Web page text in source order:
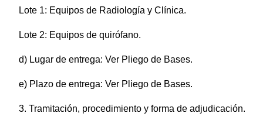
Lote 1: Equipos de Radiología y Clínica.
Lote 2: Equipos de quirófano.
d) Lugar de entrega: Ver Pliego de Bases.
e) Plazo de entrega: Ver Pliego de Bases.
3. Tramitación, procedimiento y forma de adjudicación.